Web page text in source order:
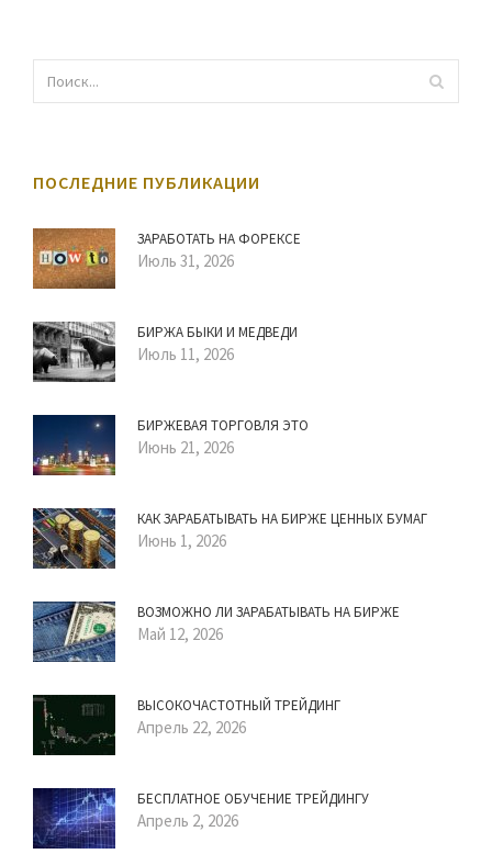
ПОСЛЕДНИЕ ПУБЛИКАЦИИ
ЗАРАБОТАТЬ НА ФОРЕКСЕ
Июль 31, 2026
БИРЖА БЫКИ И МЕДВЕДИ
Июль 11, 2026
БИРЖЕВАЯ ТОРГОВЛЯ ЭТО
Июнь 21, 2026
КАК ЗАРАБАТЫВАТЬ НА БИРЖЕ ЦЕННЫХ БУМАГ
Июнь 1, 2026
ВОЗМОЖНО ЛИ ЗАРАБАТЫВАТЬ НА БИРЖЕ
Май 12, 2026
ВЫСОКОЧАСТОТНЫЙ ТРЕЙДИНГ
Апрель 22, 2026
БЕСПЛАТНОЕ ОБУЧЕНИЕ ТРЕЙДИНГУ
Апрель 2, 2026